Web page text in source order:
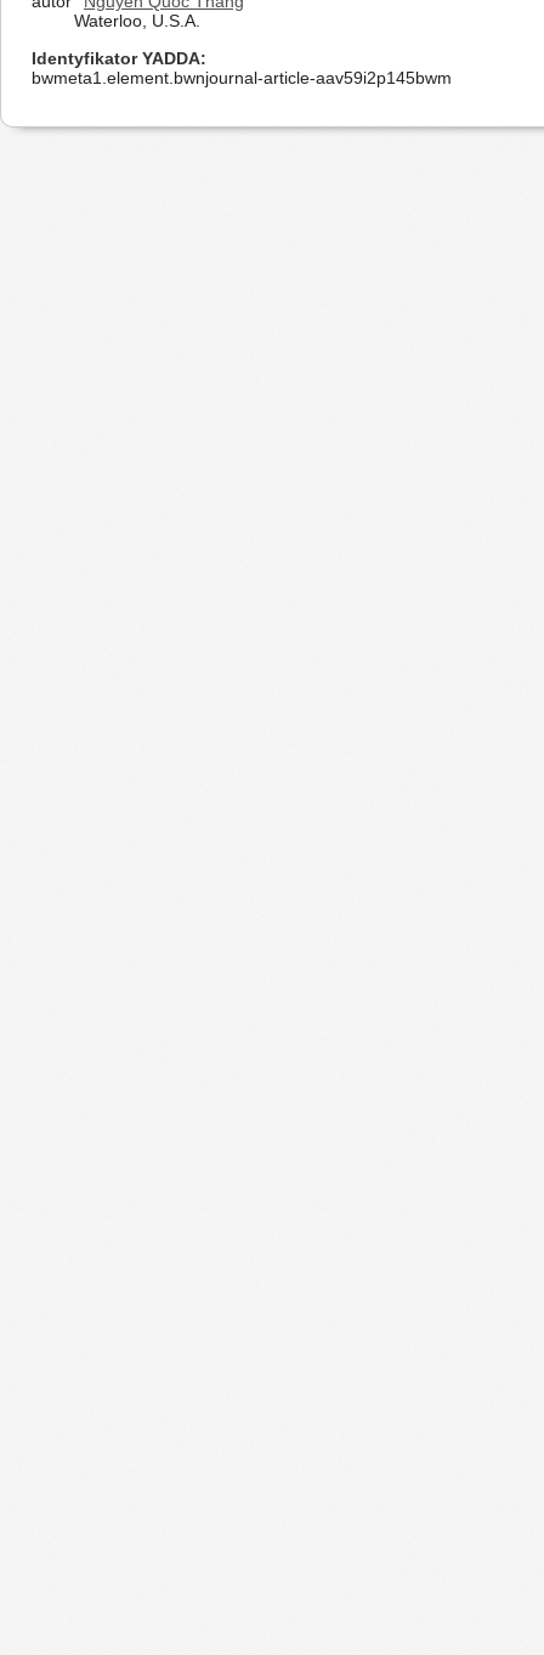
Waterloo, U.S.A.
Identyfikator YADDA
bwmeta1.element.bwnjournal-article-aav59i2p145bwm